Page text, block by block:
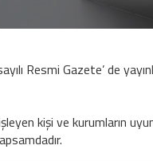
Resmi Gazete’ de
kişi ve kurumların